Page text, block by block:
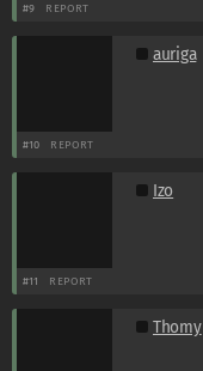
#9 REPORT
auriga
#10 REPORT
Izo
#11 REPORT
Thomy